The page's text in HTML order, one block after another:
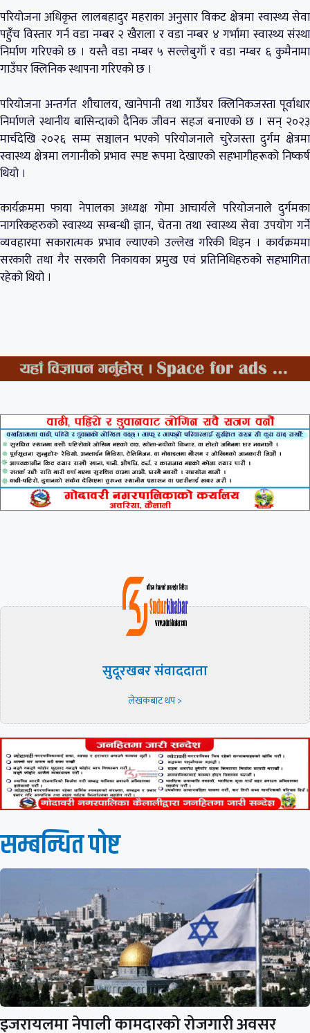
परियोजना अधिकृत लालबहादुर महराका अनुसार विकट क्षेत्रमा स्वास्थ्य सेवा
पहुँच विस्तार गर्न वडा नम्बर २ खैराला र वडा नम्बर ४ गर्भामा स्वास्थ्य संस्था
निर्माण गरिएको छ । यस्तै वडा नम्बर ५ सल्लेबुगाँ र वडा नम्बर ६ कुमैनामा
गाउँघर क्लिनिक स्थापना गरिएको छ ।
परियोजना अन्तर्गत शौचालय, खानेपानी तथा गाउँघर क्लिनिकजस्ता पूर्वाधार
निर्माणले स्थानीय बासिन्दाको दैनिक जीवन सहज बनाएको छ । सन् २०२३
मार्चदेखि २०२६ सम्म सञ्चालन भएको परियोजनाले चुरेजस्ता दुर्गम क्षेत्रमा
स्वास्थ्य क्षेत्रमा लगानीको प्रभाव स्पष्ट रूपमा देखाएको सहभागीहरूको निष्कर्ष
थियो ।
कार्यक्रममा फाया नेपालका अध्यक्ष गोमा आचार्यले परियोजनाले दुर्गमका
नागरिकहरुको स्वास्थ्य सम्बन्धी ज्ञान, चेतना तथा स्वास्थ्य सेवा उपयोग गर्ने
व्यवहारमा सकारात्मक प्रभाव ल्याएको उल्लेख गरिकी थिइन । कार्यक्रममा
सरकारी तथा गैर सरकारी निकायका प्रमुख एवं प्रतिनिधिहरुको सहभागिता
रहेको थियो ।
सुदूरखबर संवाददाता
लेखकबाट थप >
सम्बन्धित पाेष्ट
इजरायलमा नेपाली कामदारको रोजगारी अवसर